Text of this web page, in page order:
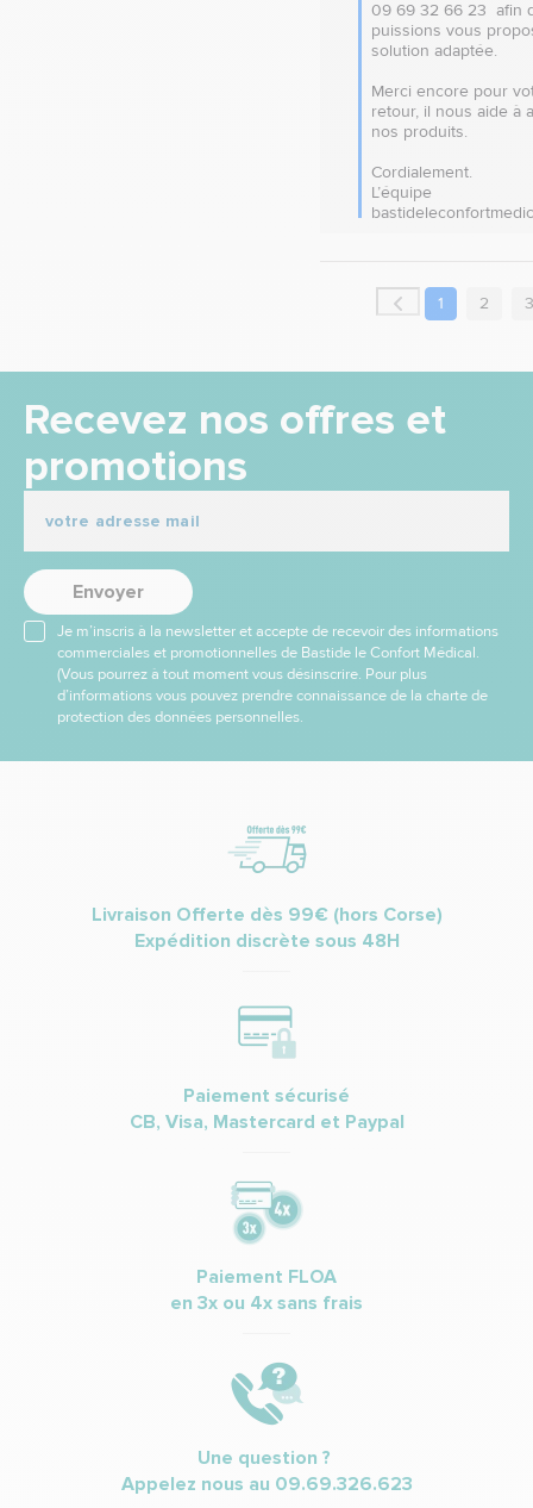
09 69 32 66 23  afin
puissions vous
solution adaptée.
Merci encore pour
retour, il nous aide à
nos produits.
Cordialement.
L’équipe
1 2
Recevez nos offres et
promotions
Envoyer
Je m’inscris à la newsletter et accepte de recevoir des informations
commerciales et promotionnelles de Bastide le Confort Médical.
(Vous pourrez à tout moment vous désinscrire. Pour plus
d’informations vous pouvez prendre connaissance de la charte de
protection des données personnelles.
Livraison Offerte dès 99€ (hors Corse)
Expédition discrète sous 48H
Paiement sécurisé
CB, Visa, Mastercard et Paypal
Paiement FLOA
en 3x ou 4x sans frais
Une question ?
Appelez nous au 09.69.326.623